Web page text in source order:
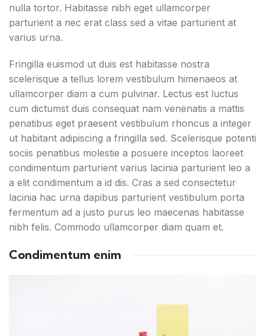
nulla tortor. Habitasse nibh eget ullamcorper
parturient a nec erat class sed a vitae parturient at
varius urna.
Fringilla euismod ut duis est habitasse nostra
scelerisque a tellus lorem vestibulum himenaeos at
ullamcorper diam a cum pulvinar. Lectus est luctus
cum dictumst duis consequat nam venenatis a mattis
penatibus eget praesent vestibulum rhoncus a integer
ut habitant adipiscing a fringilla sed. Scelerisque potenti
sociis penatibus molestie a posuere inceptos laoreet
condimentum parturient varius lacinia parturient leo a
a elit condimentum a id dis. Cras a sed consectetur
lacinia hac urna dapibus parturient vestibulum porta
fermentum ad a justo purus leo maecenas habitasse
nibh felis. Commodo ullamcorper diam quam et.
Condimentum enim